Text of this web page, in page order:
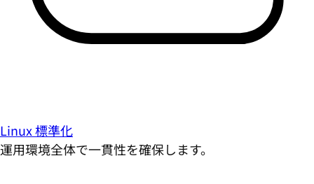
Linux 標準化
運用環境全体で一貫性を確保します。